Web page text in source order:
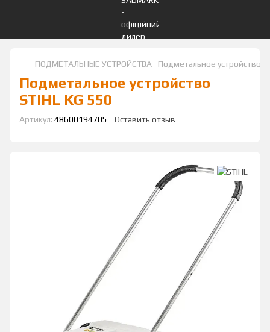
ПОДМЕТАЛЬНЫЕ УСТРОЙСТВА Подметальное устройство
Подметальное устройство
STIHL KG 550
Артикул: 48600194705 Оставить отзыв